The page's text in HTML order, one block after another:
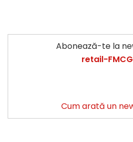
Abonează-te la
retail-
Cum arată un